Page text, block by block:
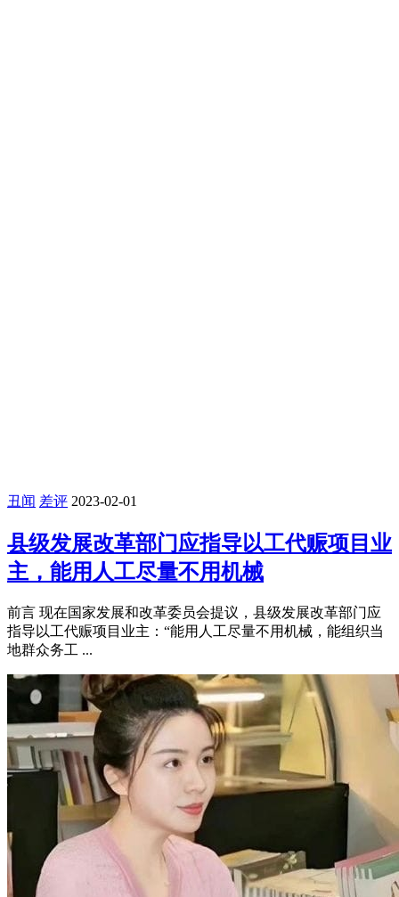
丑闻 差评 2023-02-01
县级发展改革部门应指导以工代赈项目业
主，能用人工尽量不用机械
前言 现在国家发展和改革委员会提议，县级发展改革部门应
指导以工代赈项目业主：“能用人工尽量不用机械，能组织当
地群众务工 ...